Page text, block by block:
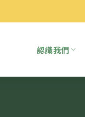
認識我們